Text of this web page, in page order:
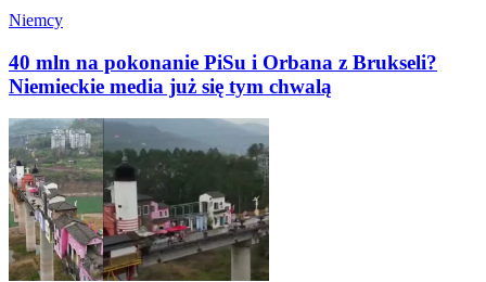
Niemcy
40 mln na pokonanie PiSu i Orbana z Brukseli?
Niemieckie media już się tym chwalą